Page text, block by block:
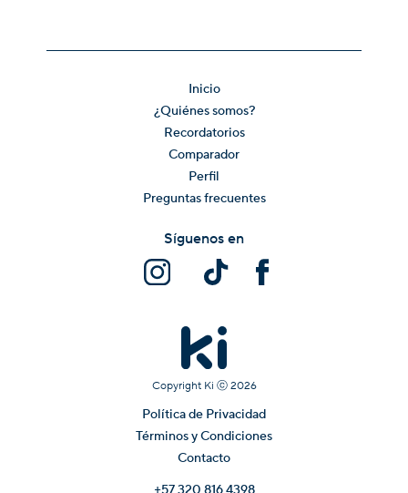
Inicio
¿Quiénes somos?
Recordatorios
Comparador
Perfil
Preguntas frecuentes
Copyright Ki ⓒ 2026
Política de Privacidad
Términos y Condiciones
Contacto
Síguenos en